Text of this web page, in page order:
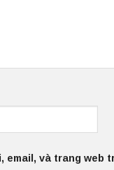
email, và trang web